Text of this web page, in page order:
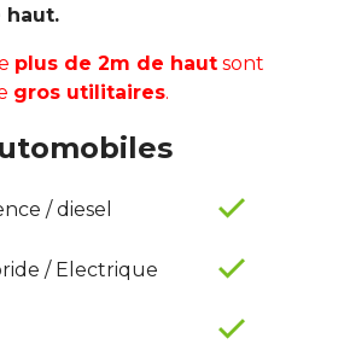
haut.
plus de 2m de haut sont
gros utilitaires.
/ diesel
/ Electrique